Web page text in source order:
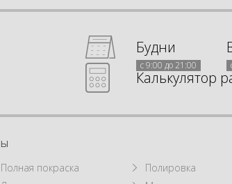
Будни
с 9:00 до 21:00
Калькулятор
Полная покраска
Полировка